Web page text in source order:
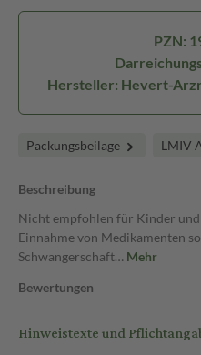
PZN:
Hersteller: Hevert-
Packungsbeilage LMIV
Beschreibung
Nicht empfohlen für Kinder
Einnahme von Medikamenten
Schwangerschaft… Mehr
Bewertungen
Hinweistexte und